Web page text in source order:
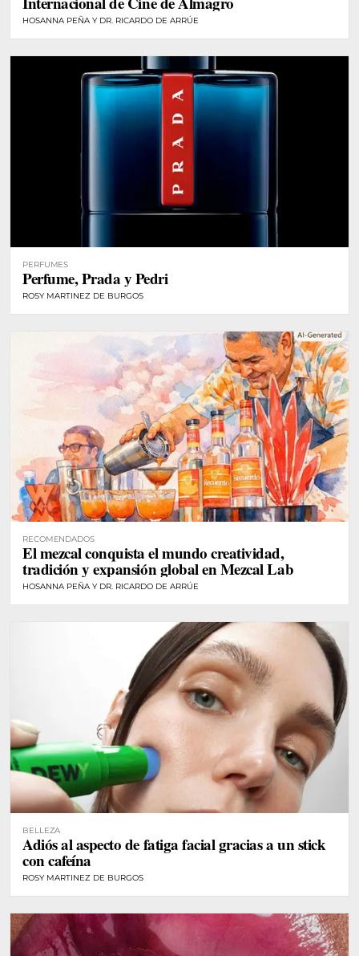
HOSANNA PEÑA Y DR. RICARDO DE ARRÚE
PERFUMES
Perfume, Prada y Pedri
ROSY MARTINEZ DE BURGOS
RECOMENDADOS
El mezcal conquista el mundo creatividad,
tradición y expansión global en Mezcal Lab
HOSANNA PEÑA Y DR. RICARDO DE ARRÚE
BELLEZA
Adiós al aspecto de fatiga facial gracias a un stick
con cafeína
ROSY MARTINEZ DE BURGOS